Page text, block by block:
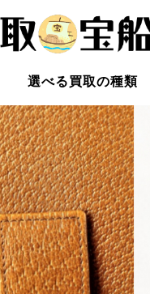
選べる買取の種類